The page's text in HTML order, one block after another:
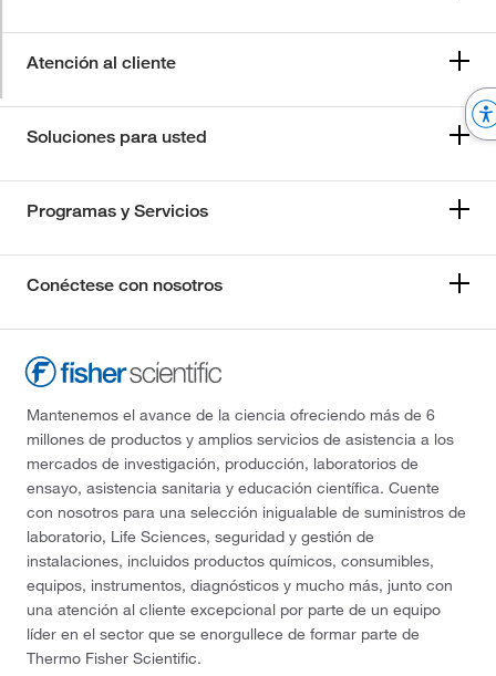
Atención al cliente
Soluciones para usted
Programas y Servicios
Conéctese con nosotros
Mantenemos el avance de la ciencia ofreciendo más de 6
millones de productos y amplios servicios de asistencia a los
mercados de investigación, producción, laboratorios de
ensayo, asistencia sanitaria y educación científica. Cuente
con nosotros para una selección inigualable de suministros de
laboratorio, Life Sciences, seguridad y gestión de
instalaciones, incluidos productos químicos, consumibles,
equipos, instrumentos, diagnósticos y mucho más, junto con
una atención al cliente excepcional por parte de un equipo
líder en el sector que se enorgullece de formar parte de
Thermo Fisher Scientific.